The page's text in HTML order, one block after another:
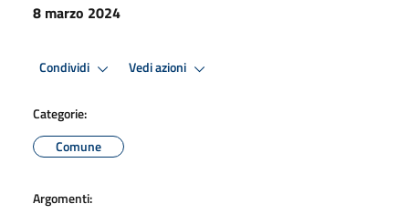
8 marzo 2024
Condividi Vedi azioni
Categorie:
Comune
Argomenti: